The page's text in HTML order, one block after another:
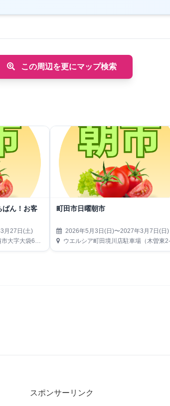
この周辺を更にマップ検索
ばん！お客
月27日(土)
字大袋650）
町田市日曜朝市
2026年5月3日(日)〜2027年3月7日(日)
ウエルシア町田境川店駐車場（木曽東2-10-1
スポンサーリンク